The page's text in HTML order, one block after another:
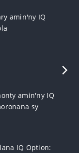
amin'ny IQ
amin'ny IQ
sy
IQ Option: